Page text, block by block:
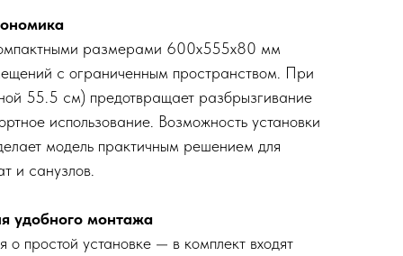
размерами 600х555х80 мм
с ограниченным пространством. При
55.5 см) предотвращает разбрызгивание
использование. Возможность установки
модель практичным решением для
и санузлов.
удобного монтажа
о простой установке — в комплект входят